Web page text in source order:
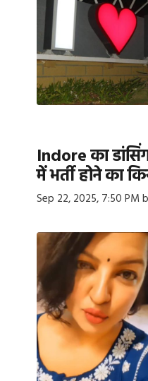
Indore का
में भर्ती होने का
Sep 22, 2025, 7:50 PM